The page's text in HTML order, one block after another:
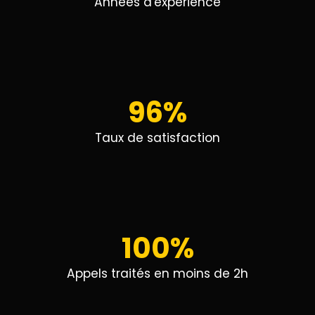
96%
Taux de satisfaction
100%
Appels traités en moins de 2h